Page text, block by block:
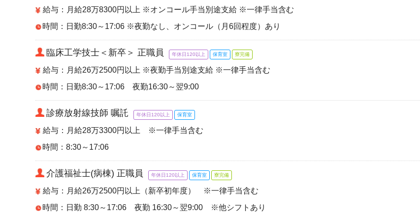
給与：月給28万8300円以上 ※オンコール手当別途支給 ※一律手当含む
時間：日勤8:30～17:06 ※夜勤なし、オンコール（月6回程度）あり
臨床工学技士＜新卒＞ 正職員 年休日120以上 保育室 寮完備
給与：月給26万2500円以上 ※夜勤手当別途支給 ※一律手当含む
時間：日勤8:30～17:06 夜勤16:30～翌9:00
診療放射線技師 嘱託 年休日120以上 保育室
給与：月給28万3300円以上 ※一律手当含む
時間：8:30～17:06
介護福祉士(病棟) 正職員 年休日120以上 保育室 寮完備
給与：月給26万2500円以上（新卒初年度） ※一律手当含む
時間：日勤 8:30～17:06 夜勤 16:30～翌9:00 ※他シフトあり